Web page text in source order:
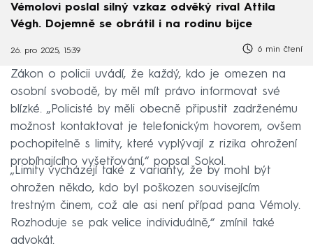
Vémolovi poslal silný vzkaz odvěký rival Attila
Végh. Dojemně se obrátil i na rodinu bijce
26. pro 2025, 15:39 6 min čtení
Zákon o policii uvádí, že každý, kdo je omezen na
osobní svobodě, by měl mít právo informovat své
blízké. „Policisté by měli obecně připustit zadrženému
možnost kontaktovat je telefonickým hovorem, ovšem
pochopitelně s limity, které vyplývají z rizika ohrožení
probíhajícího vyšetřování,“ popsal Sokol.
„Limity vycházejí také z varianty, že by mohl být
ohrožen někdo, kdo byl poškozen souvisejícím
trestným činem, což ale asi není případ pana Vémoly.
Rozhoduje se pak velice individuálně,“ zmínil také
advokát.